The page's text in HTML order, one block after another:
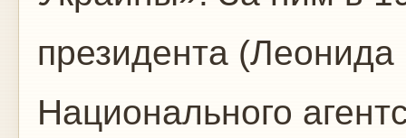
президента
Национального